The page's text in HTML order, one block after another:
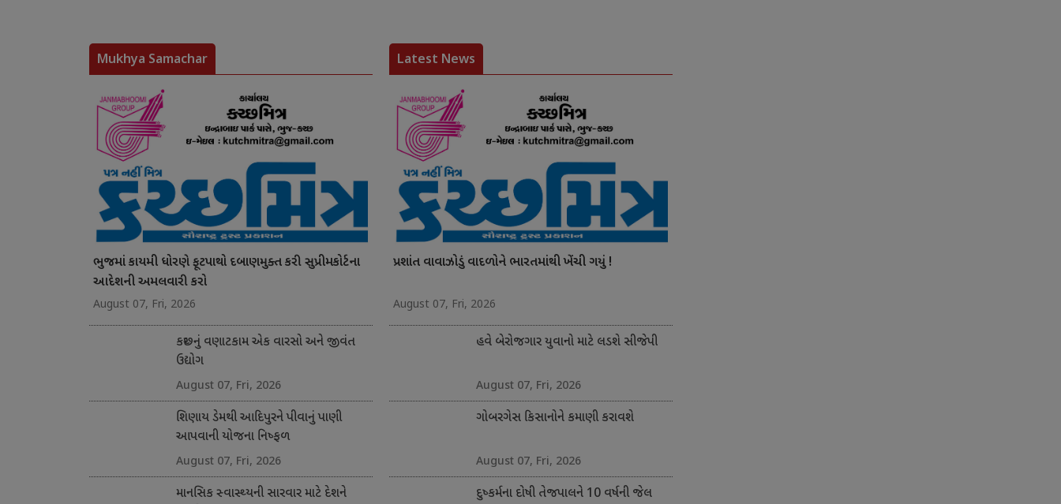
Mukhya Samachar
ભુજમાં કાયમી ધોરણે ફૂટપાથો દબાણમુક્ત કરી સુપ્રીમકોર્ટના
આદેશની અમલવારી કરો
August 07, Fri, 2026
કચ્છનું વણાટકામ એક વારસો અને જીવંત
ઉદ્યોગ
August 07, Fri, 2026
શિણાય ડેમથી આદિપુરને પીવાનું પાણી
આપવાની યોજના નિષ્ફળ
August 07, Fri, 2026
માનસિક સ્વાસ્થ્યની સારવાર માટે દેશને
Latest News
પ્રશાંત વાવાઝોડું વાદળોને ભારતમાંથી ખેંચી ગયું !
August 07, Fri, 2026
હવે બેરોજગાર યુવાનો માટે લડશે સીજેપી
August 07, Fri, 2026
ગોબરગેસ કિસાનોને કમાણી કરાવશે
August 07, Fri, 2026
દુષ્કર્મના દોષી તેજપાલને 10 વર્ષની જેલ